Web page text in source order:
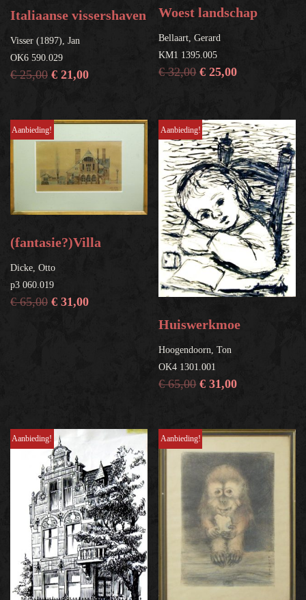
Italiaanse vissershaven
Visser (1897), Jan
OK6 590.029
€25,00 € 21,00
Woest landschap
Bellaart, Gerard
KM1 1395.005
€32,00 € 25,00
Aanbieding!
(fantasie?)Villa
Dicke, Otto
p3 060.019
€65,00 € 31,00
Aanbieding!
Huiswerkmoe
Hoogendoorn, Ton
OK4 1301.001
€65,00 € 31,00
Aanbieding! Aanbieding!